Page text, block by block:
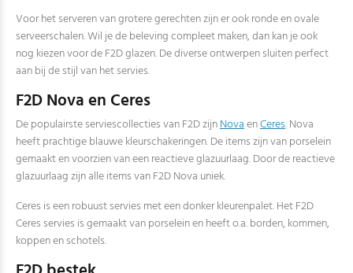
Voor het serveren van grotere gerechten zijn er ook ronde en ovale
serveerschalen. Wil je de beleving compleet maken, dan kan je ook
nog kiezen voor de F2D glazen. De diverse ontwerpen sluiten perfect
aan bij de stijl van het servies.
F2D Nova en Ceres
De populairste serviescollecties van F2D zijnNovaenCeres. Nova
heeft prachtige blauwe kleurschakeringen. De items zijn van porselein
gemaakt en voorzien van een reactieve glazuurlaag. Door de reactieve
glazuurlaag zijn alle items van F2D Nova uniek.
Ceres is een robuust servies met een donker kleurenpalet. Het F2D
Ceres servies is gemaakt van porselein en heeft o.a. borden, kommen,
koppen en schotels.